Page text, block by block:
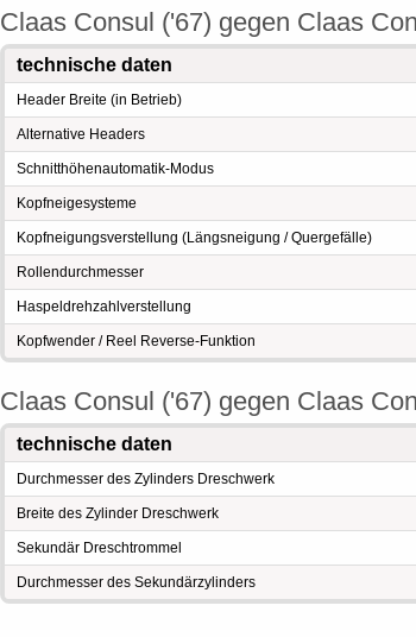
Claas Consul ('67) gegen Claas
technische daten
Header Breite (in Betrieb)
Alternative Headers
Schnitthöhenautomatik-Modus
Kopfneigesysteme
Kopfneigungsverstellung (Längsneigung / Quergefälle)
Rollendurchmesser
Haspeldrehzahlverstellung
Kopfwender / Reel Reverse-Funktion
Claas Consul ('67) gegen Claas
technische daten
Durchmesser des Zylinders Dreschwerk
Breite des Zylinder Dreschwerk
Sekundär Dreschtrommel
Durchmesser des Sekundärzylinders